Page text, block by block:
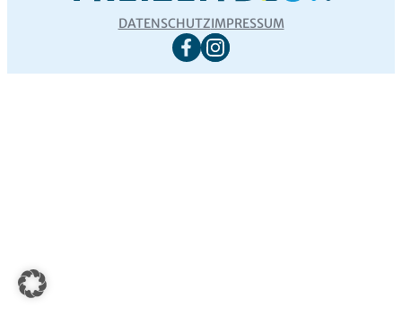
DATENSCHUTZIMPRESSUM